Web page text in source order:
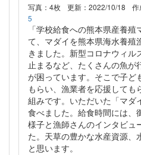
写真：4枚 更新：2022/10/18 作
5
「学校給食への熊本県産養
て、マダイを熊本県海水養殖
きました。新型コロナウィ
止まるなど、たくさんの魚が
が困っています。そこで子ど
もらい、漁業者を応援しても
組みです。いただいた「マダ
食べました。給食時間には、
様子と漁師さんのインタビュ
た。天草の豊かな水産資源、
と思います。